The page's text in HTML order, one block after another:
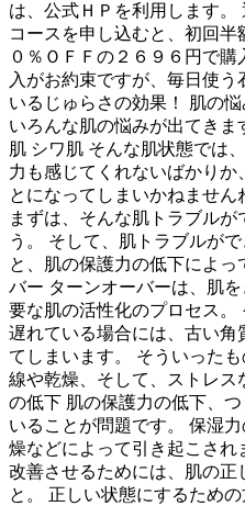
は、公式ＨＰを利用します。
コースを申し込むと、初回
０％ＯＦＦの２６９６円で
入がお約束ですが、毎日使う
いるじゅらさの効果！ 肌の
いろんな肌の悩みが出てきま
肌 シワ肌 そんな肌状態では
力も感じてくれないばかりか
とになってしまいかねません
まずは、そんな肌トラブル
う。 そして、肌トラブルが
と、肌の保護力の低下によ
バー ターンオーバーは、肌
要な肌の活性化のプロセス。
遅れている場合には、古い角
てしまいます。 そういった
線や乾燥、そして、ストレス
の低下 肌の保護力の低下、
いることが問題です。 保湿
燥などによって引き起こされ
改善させるためには、肌の正
と。 正しい状態にするため